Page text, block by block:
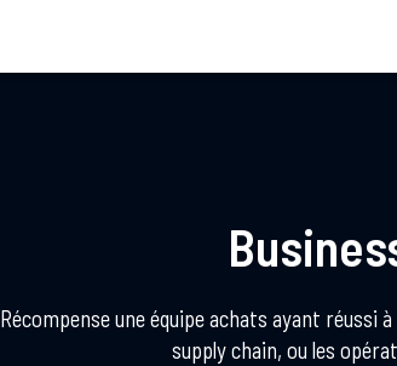
Récompense une équipe achats ayant réussi
supply chain, ou les